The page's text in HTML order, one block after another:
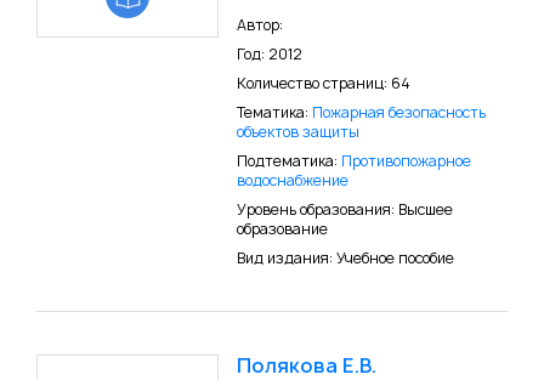
Автор:
Год: 2012
Количество страниц: 64
Тематика: Пожарная безопасность
объектов защиты
Подтематика: Противопожарное
водоснабжение
Уровень образования: Высшее
образование
Вид издания: Учебное пособие
Полякова Е.В.